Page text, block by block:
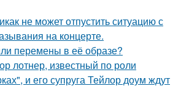
не может отпустить ситуацию с
на концерте.
перемены в её образе?
лотнер, известный по роли
и его супруга Тейлор доум ждут